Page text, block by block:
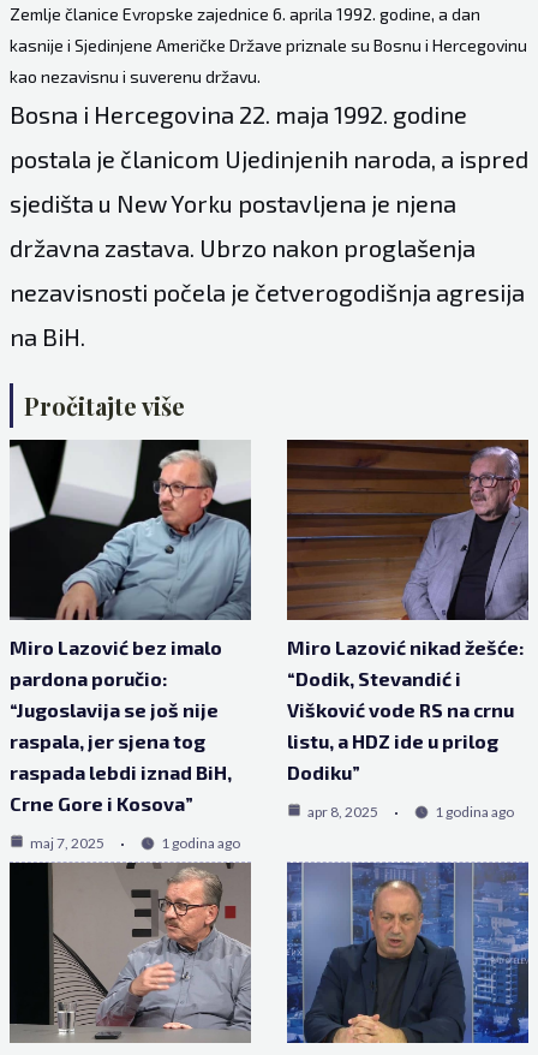
Zemlje članice Evropske zajednice 6. aprila 1992. godine, a dan
kasnije i Sjedinjene Američke Države priznale su Bosnu i Hercegovinu
kao nezavisnu i suverenu državu.
Bosna i Hercegovina 22. maja 1992. godine
postala je članicom Ujedinjenih naroda, a ispred
sjedišta u New Yorku postavljena je njena
državna zastava. Ubrzo nakon proglašenja
nezavisnosti počela je četverogodišnja agresija
na BiH.
Pročitajte više
Miro Lazović bez imalo
pardona poručio:
“Jugoslavija se još nije
raspala, jer sjena tog
raspada lebdi iznad BiH,
Crne Gore i Kosova”
maj 7, 2025 1 godina ago
Miro Lazović nikad žešće:
“Dodik, Stevandić i
Višković vode RS na crnu
listu, a HDZ ide u prilog
Dodiku”
apr 8, 2025 1 godina ago